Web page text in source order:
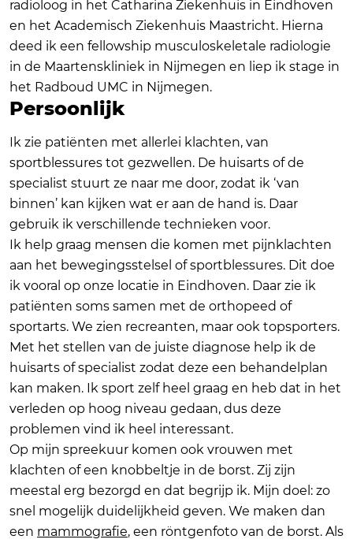
radioloog in het Catharina Ziekenhuis in Eindhoven
en het Academisch Ziekenhuis Maastricht. Hierna
deed ik een fellowship musculoskeletale radiologie
in de Maartenskliniek in Nijmegen en liep ik stage in
het Radboud UMC in Nijmegen.
Persoonlijk
Ik zie patiënten met allerlei klachten, van
sportblessures tot gezwellen. De huisarts of de
specialist stuurt ze naar me door, zodat ik ‘van
binnen’ kan kijken wat er aan de hand is. Daar
gebruik ik verschillende technieken voor.
Ik help graag mensen die komen met pijnklachten
aan het bewegingsstelsel of sportblessures. Dit doe
ik vooral op onze locatie in Eindhoven. Daar zie ik
patiënten soms samen met de orthopeed of
sportarts. We zien recreanten, maar ook topsporters.
Met het stellen van de juiste diagnose help ik de
huisarts of specialist zodat deze een behandelplan
kan maken. Ik sport zelf heel graag en heb dat in het
verleden op hoog niveau gedaan, dus deze
problemen vind ik heel interessant.
Op mijn spreekuur komen ook vrouwen met
klachten of een knobbeltje in de borst. Zij zijn
meestal erg bezorgd en dat begrijp ik. Mijn doel: zo
snel mogelijk duidelijkheid geven. We maken dan
een mammografie, een röntgenfoto van de borst. Als